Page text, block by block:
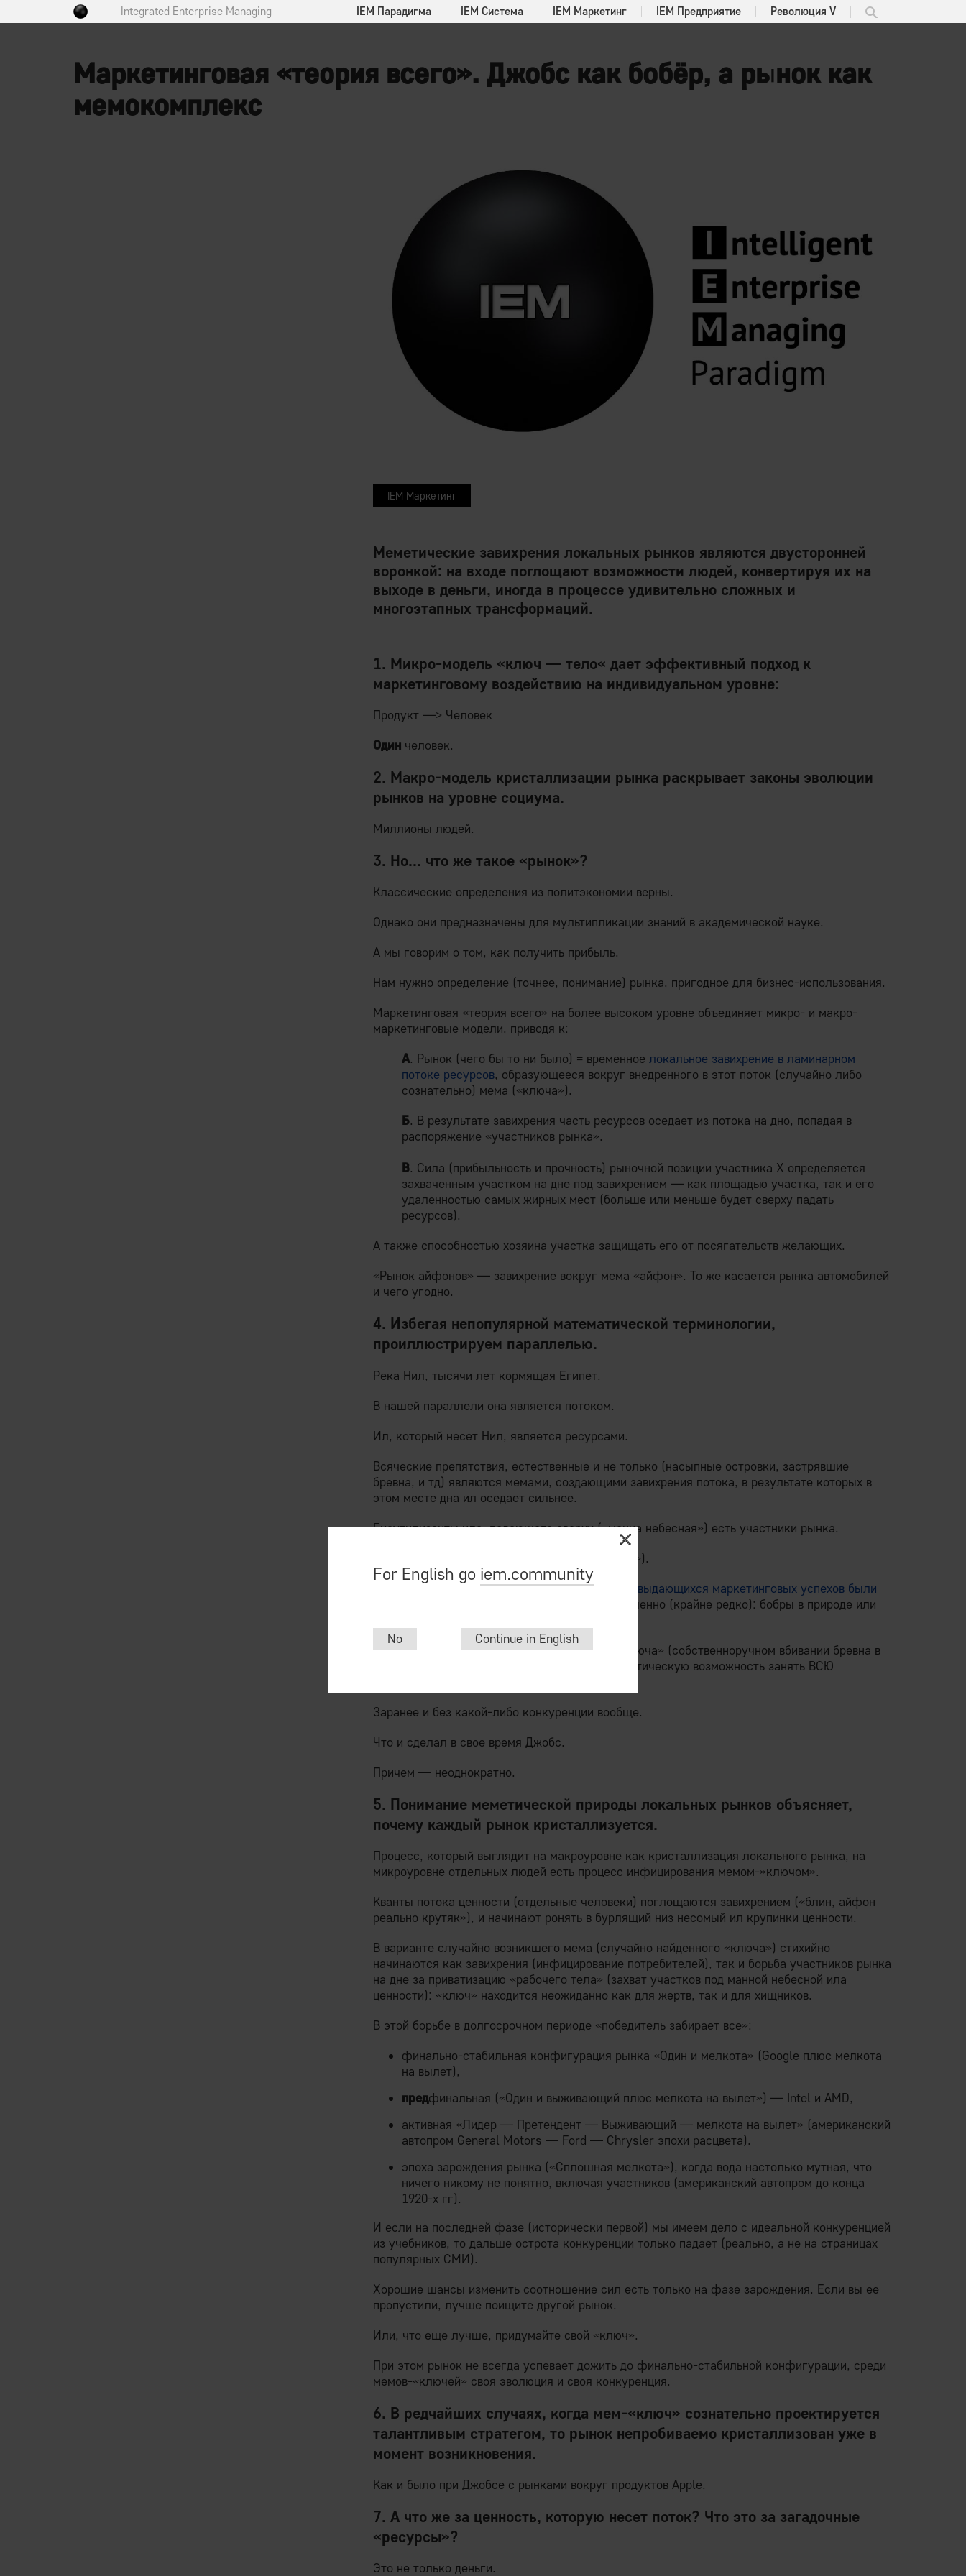
Integrated Enterprise Managing IEM Парадигма IEM Система IEM Маркетинг IEM Предприятие Революция V
Маркетинговая «теория всего». Джобс как бобёр, а рынок как
мемокомплекс
IEM Маркетинг
Меметические завихрения локальных рынков являются двусторонней
воронкой: на входе поглощают возможности людей, конвертируя их на
выходе в деньги, иногда в процессе удивительно сложных и
многоэтапных трансформаций.
1. Микро-модель «ключ — тело« дает эффективный подход к
маркетинговому воздействию на индивидуальном уровне:
Продукт —> Человек
Один человек.
2. Макро-модель кристаллизации рынка раскрывает законы эволюции
рынков на уровне социума.
Миллионы людей.
3. Но... что же такое «рынок»?
Классические определения из политэкономии верны.
Однако они предназначены для мультипликации знаний в академической науке.
А мы говорим о том, как получить прибыль.
Нам нужно определение (точнее, понимание) рынка, пригодное для бизнес-использования.
Маркетинговая «теория всего» на более высоком уровне объединяет микро- и макро-
маркетинговые модели, приводя к:
А. Рынок (чего бы то ни было) = временное локальное завихрение в ламинарном
потоке ресурсов, образующееся вокруг внедренного в этот поток (случайно либо
сознательно) мема («ключа»).
Б. В результате завихрения часть ресурсов оседает из потока на дно, попадая в
распоряжение «участников рынка».
В. Сила (прибыльность и прочность) рыночной позиции участника Х определяется
захваченным участком на дне под завихрением — как площадью участка, так и его
удаленностью самых жирных мест (больше или меньше будет сверху падать
ресурсов).
А также способностью хозяина участка защищать его от посягательств желающих.
«Рынок айфонов» — завихрение вокруг мема «айфон». То же касается рынка автомобилей
и чего угодно.
4. Избегая непопулярной математической терминологии,
проиллюстрируем параллелью.
Река Нил, тысячи лет кормящая Египет.
В нашей параллели она является потоком.
Ил, который несет Нил, является ресурсами.
Всяческие препятствия, естественные и не только (насыпные островки, застрявшие
бревна, и тд) являются мемами, создающими завихрения потока, в результате которых в
этом месте дна ил оседает сильнее.
Биоутилизанты ила, падающего сверху («манна небесная») есть участники рынка.
Застрявшее бревно является мемом («ключом»).
«Ключи» могут находиться как случайно (
99% выдающихся маркетинговых успехов были
), так и создаваться целенаправленно (крайне редко): бобры в природе или
Ясно, что при целенаправленном создании «ключа» (собственноручном вбивании бревна в
нужное место потока) его автор имеет фантастическую возможность занять ВСЮ
Заранее и без какой-либо конкуренции вообще.
Что и сделал в свое время Джобс.
Причем — неоднократно.
5. Понимание меметической природы локальных рынков объясняет,
почему каждый рынок кристаллизуется.
Процесс, который выглядит на макроуровне как кристаллизация локального рынка, на
микроуровне отдельных людей есть процесс инфицирования мемом-»ключом».
Кванты потока ценности (отдельные человеки) поглощаются завихрением («блин, айфон
реально крутяк»), и начинают ронять в бурлящий низ несомый ил крупинки ценности.
В варианте случайно возникшего мема (случайно найденного «ключа») стихийно
начинаются как завихрения (инфицирование потребителей), так и борьба участников рынка
на дне за приватизацию «рабочего тела» (захват участков под манной небесной ила
ценности): «ключ» находится неожиданно как для жертв, так и для хищников.
В этой борьбе в долгосрочном периоде «победитель забирает все»:
финально-стабильная конфигурация рынка «Один и мелкота» (Google плюс мелкота
на вылет),
предфинальная («Один и выживающий плюс мелкота на вылет») — Intel и AMD,
активная «Лидер — Претендент — Выживающий — мелкота на вылет» (американский
автопром General Motors — Ford — Chrysler эпохи расцвета).
эпоха зарождения рынка («Сплошная мелкота»), когда вода настолько мутная, что
ничего никому не понятно, включая участников (американский автопром до конца
1920-х гг).
И если на последней фазе (исторически первой) мы имеем дело с идеальной конкуренцией
из учебников, то дальше острота конкуренции только падает (реально, а не на страницах
популярных СМИ).
Хорошие шансы изменить соотношение сил есть только на фазе зарождения. Если вы ее
пропустили, лучше поищите другой рынок.
Или, что еще лучше, придумайте свой «ключ».
При этом рынок не всегда успевает дожить до финально-стабильной конфигурации, среди
мемов-«ключей» своя эволюция и своя конкуренция.
6. В редчайших случаях, когда мем-«ключ» сознательно проектируется
талантливым стратегом, то рынок непробиваемо кристаллизован уже в
момент возникновения.
Как и было при Джобсе с рынками вокруг продуктов Apple.
7. А что же за ценность, которую несет поток? Что это за загадочные
«ресурсы»?
Это не только деньги.
For English go iem.community
No Continue in English